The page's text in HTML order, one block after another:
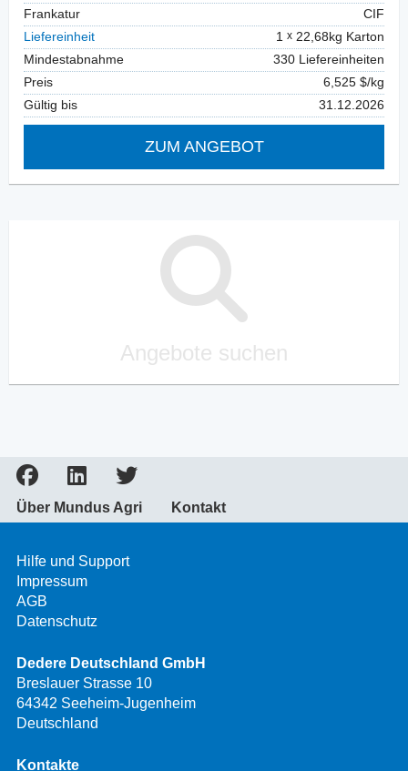
Frankatur
CIF
Liefereinheit
1
22,68kg Karton
Mindestabnahme
330 Liefereinheiten
Preis
6,525 $/kg
Gültig bis
31.12.2026
ZUM ANGEBOT
Angebote suchen
Über Mundus Agri Kontakt
Hilfe und Support
Impressum
AGB
Datenschutz
Dedere Deutschland GmbH
Breslauer Strasse 10
64342 Seeheim-Jugenheim
Deutschland
Kontakte